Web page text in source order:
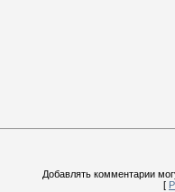
Добавлять комментарии
[